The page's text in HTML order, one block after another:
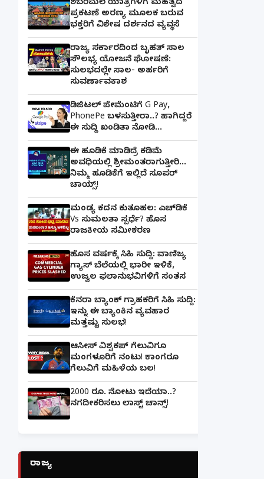
ಶಬರಿಮಲೆ ಯಾತ್ರಿಗಳಿಗೆ ಮಹತ್ವದ
ಪ್ರಕಟಣೆ ಅರಣ್ಯ ಮೂಲಕ ಬರುವ
ಭಕ್ತರಿಗೆ ವಿಶೇಷ ದರ್ಶನದ ವ್ಯವಸ್ಥೆ
ರಾಜ್ಯ ಸರ್ಕಾರದಿಂದ ಬೃಹತ್ ಸಾಲ
ಸೌಲಭ್ಯ ಯೋಜನೆ ಘೋಷಣೆ:
ಸುಲಭದಲ್ಲೇ ಸಾಲ- ಅರ್ಹರಿಗೆ
ಸುವರ್ಣಾವಕಾಶ
ಡಿಜಿಟಲ್ ಪೇಮೆಂಟಿಗೆ G Pay,
PhonePe ಬಳಸುತ್ತೀರಾ..? ಹಾಗಿದ್ದರೆ
ಈ ಸುದ್ದಿ ಖಂಡಿತಾ ನೋಡಿ...
ಈ ಹೂಡಿಕೆ ಮಾಡಿದ್ರೆ ಕಡಿಮೆ
ಅವಧಿಯಲ್ಲಿ ಶ್ರೀಮಂತರಾಗುತ್ತೀರಿ...
ನಿಮ್ಮ ಹೂಡಿಕೆಗೆ ಇಲ್ಲಿದೆ ಸೂಪರ್
ಚಾಯ್ಸ್‌!
ಮಂಡ್ಯ ಕದನ ಕುತೂಹಲ: ಎಚ್‌ಡಿಕೆ
Vs ಸುಮಲತಾ ಸ್ಪರ್ಧೆ? ಹೊಸ
ರಾಜಕೀಯ ಸಮೀಕರಣ
ಹೊಸ ವರ್ಷಕ್ಕೆ ಸಿಹಿ ಸುದ್ದಿ: ವಾಣಿಜ್ಯ
ಗ್ಯಾಸ್‌ ಬೆಲೆಯಲ್ಲಿ ಭಾರೀ ಇಳಿಕೆ,
ಉಜ್ವಲ ಫಲಾನುಭವಿಗಳಿಗೆ ಸಂತಸ
ಕೆನರಾ ಬ್ಯಾಂಕ್‌ ಗ್ರಾಹಕರಿಗೆ ಸಿಹಿ ಸುದ್ದಿ:
ಇನ್ನು ಈ ಬ್ಯಾಂಕಿನ ವ್ಯವಹಾರ
ಮತ್ತಷ್ಟು ಸುಲಭ!
ಆಸೀಸ್ ವಿಶ್ವಕಪ್ ಗೆಲುವಿಗೂ
ಮಂಗಳೂರಿಗೆ ನಂಟು! ಕಾಂಗರೂ
ಗೆಲುವಿಗೆ ಮಹಿಳೆಯ ಬಲ!
2000 ರೂ. ನೋಟು ಇದೆಯಾ..?
ನಗದೀಕರಿಸಲು ಲಾಸ್ಟ್‌ ಚಾನ್ಸ್‌!
ರಾಜ್ಯ